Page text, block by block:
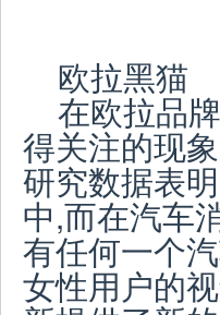
欧拉黑猫
在欧拉品
得关注的现
研究数据表
中,而在汽车
有任何一个
女性用户的